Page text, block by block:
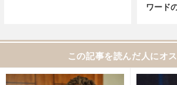
ワード
この記事を読んだ人にオ